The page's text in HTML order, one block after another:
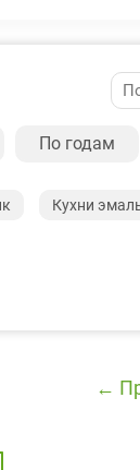
По годам
Кухни
←